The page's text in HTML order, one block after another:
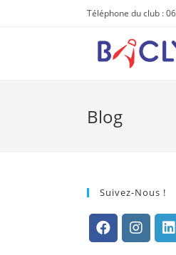
Téléphone du club :
Blog
Suivez-Nous !